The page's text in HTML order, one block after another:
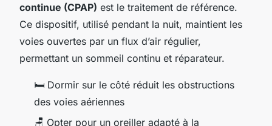
continue (CPAP) est le traitement de référence.
Ce dispositif, utilisé pendant la nuit, maintient les
voies ouvertes par un flux d’air régulier,
permettant un sommeil continu et réparateur.
🛏️ Dormir sur le côté réduit les obstructions
des voies aériennes
🪑 Opter pour un oreiller adapté à la